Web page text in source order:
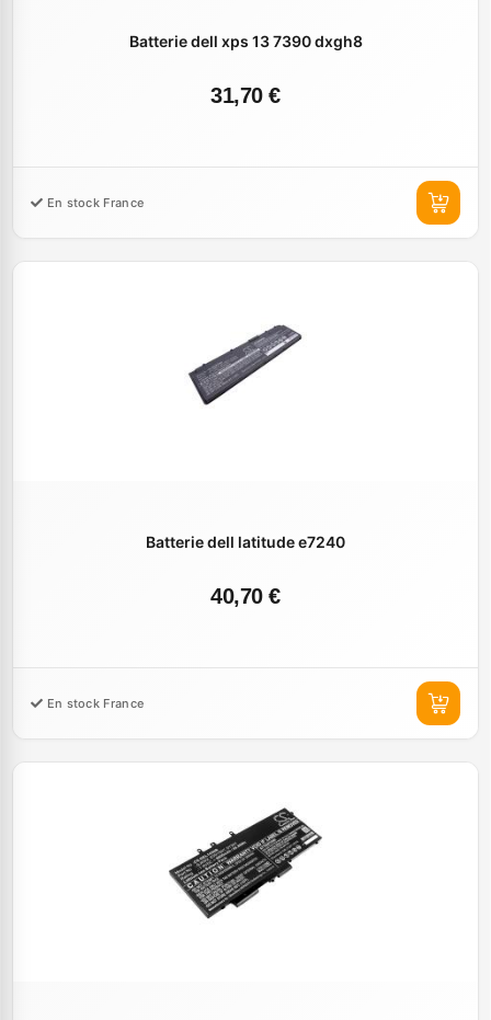
Batterie dell xps 13 7390 dxgh8
31,70 €
En stock France
Batterie dell latitude e7240
40,70 €
En stock France